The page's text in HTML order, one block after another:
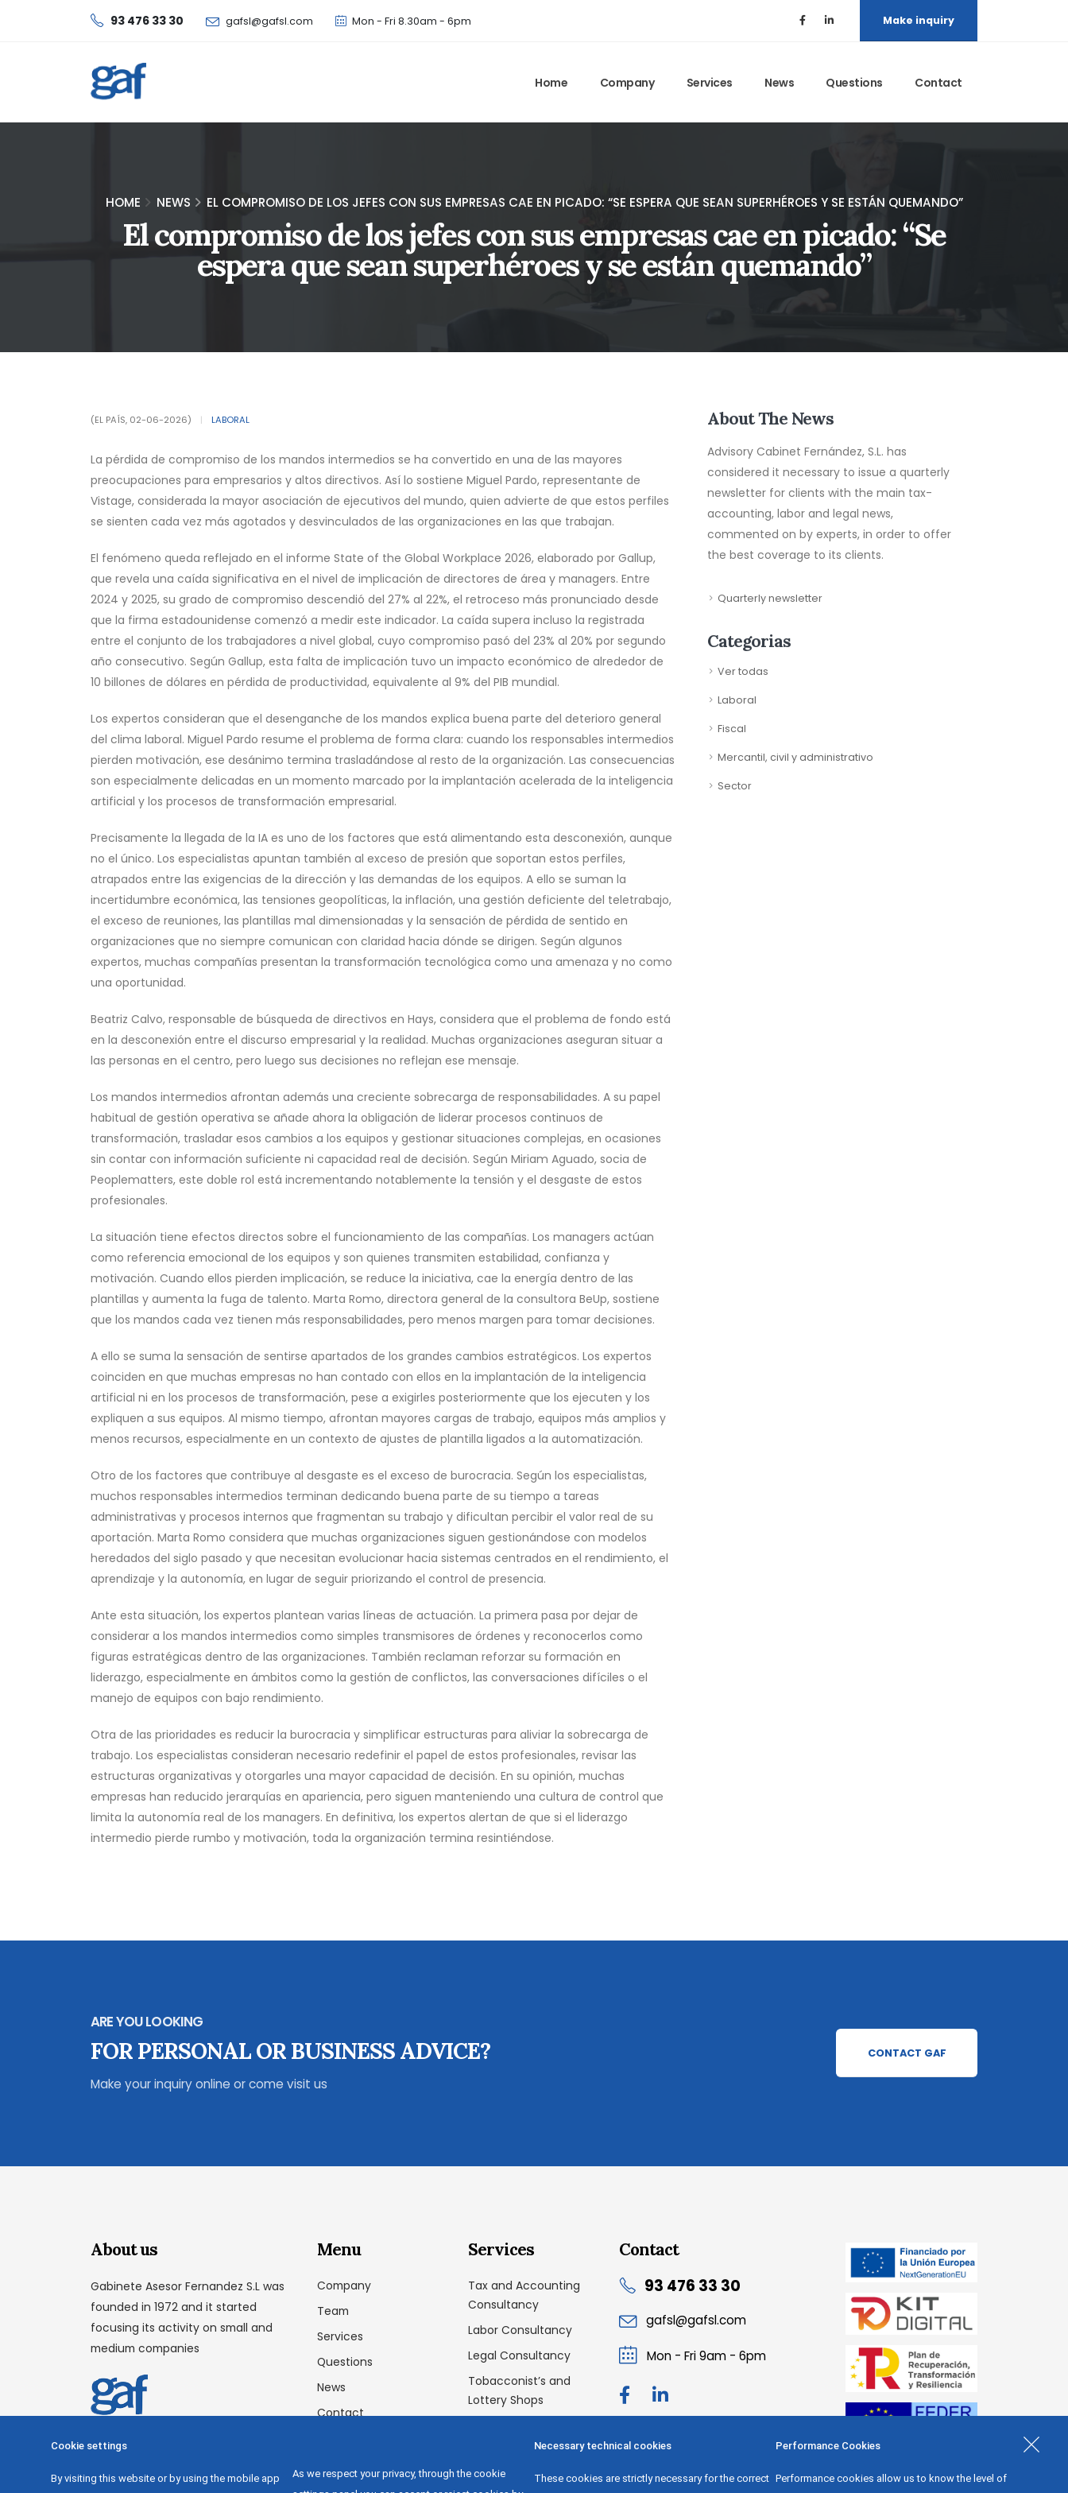
93 476 33 30 gafsl@gafsl.com Mon - Fri 8.30am - 6pm Make inquiry
Home Company Services News Questions Contact
HOME NEWS EL COMPROMISO DE LOS JEFES CON SUS EMPRESAS CAE EN PICADO: “SE ESPERA QUE SEAN SUPERHÉROES Y SE ESTÁN QUEMANDO”
El compromiso de los jefes con sus empresas cae en picado: “Se
espera que sean superhéroes y se están quemando”
(EL PAÍS, 02-06-2026) | LABORAL
La pérdida de compromiso de los mandos intermedios se ha convertido en una de las mayores
preocupaciones para empresarios y altos directivos. Así lo sostiene Miguel Pardo, representante de
Vistage, considerada la mayor asociación de ejecutivos del mundo, quien advierte de que estos perfiles
se sienten cada vez más agotados y desvinculados de las organizaciones en las que trabajan.
El fenómeno queda reflejado en el informe State of the Global Workplace 2026, elaborado por Gallup,
que revela una caída significativa en el nivel de implicación de directores de área y managers. Entre
2024 y 2025, su grado de compromiso descendió del 27% al 22%, el retroceso más pronunciado desde
que la firma estadounidense comenzó a medir este indicador. La caída supera incluso la registrada
entre el conjunto de los trabajadores a nivel global, cuyo compromiso pasó del 23% al 20% por segundo
año consecutivo. Según Gallup, esta falta de implicación tuvo un impacto económico de alrededor de
10 billones de dólares en pérdida de productividad, equivalente al 9% del PIB mundial.
Los expertos consideran que el desenganche de los mandos explica buena parte del deterioro general
del clima laboral. Miguel Pardo resume el problema de forma clara: cuando los responsables intermedios
pierden motivación, ese desánimo termina trasladándose al resto de la organización. Las consecuencias
son especialmente delicadas en un momento marcado por la implantación acelerada de la inteligencia
artificial y los procesos de transformación empresarial.
Precisamente la llegada de la IA es uno de los factores que está alimentando esta desconexión, aunque
no el único. Los especialistas apuntan también al exceso de presión que soportan estos perfiles,
atrapados entre las exigencias de la dirección y las demandas de los equipos. A ello se suman la
incertidumbre económica, las tensiones geopolíticas, la inflación, una gestión deficiente del teletrabajo,
el exceso de reuniones, las plantillas mal dimensionadas y la sensación de pérdida de sentido en
organizaciones que no siempre comunican con claridad hacia dónde se dirigen. Según algunos
expertos, muchas compañías presentan la transformación tecnológica como una amenaza y no como
una oportunidad.
Beatriz Calvo, responsable de búsqueda de directivos en Hays, considera que el problema de fondo está
en la desconexión entre el discurso empresarial y la realidad. Muchas organizaciones aseguran situar a
las personas en el centro, pero luego sus decisiones no reflejan ese mensaje.
Los mandos intermedios afrontan además una creciente sobrecarga de responsabilidades. A su papel
habitual de gestión operativa se añade ahora la obligación de liderar procesos continuos de
transformación, trasladar esos cambios a los equipos y gestionar situaciones complejas, en ocasiones
sin contar con información suficiente ni capacidad real de decisión. Según Miriam Aguado, socia de
Peoplematters, este doble rol está incrementando notablemente la tensión y el desgaste de estos
profesionales.
La situación tiene efectos directos sobre el funcionamiento de las compañías. Los managers actúan
como referencia emocional de los equipos y son quienes transmiten estabilidad, confianza y
motivación. Cuando ellos pierden implicación, se reduce la iniciativa, cae la energía dentro de las
plantillas y aumenta la fuga de talento. Marta Romo, directora general de la consultora BeUp, sostiene
que los mandos cada vez tienen más responsabilidades, pero menos margen para tomar decisiones.
A ello se suma la sensación de sentirse apartados de los grandes cambios estratégicos. Los expertos
coinciden en que muchas empresas no han contado con ellos en la implantación de la inteligencia
artificial ni en los procesos de transformación, pese a exigirles posteriormente que los ejecuten y los
expliquen a sus equipos. Al mismo tiempo, afrontan mayores cargas de trabajo, equipos más amplios y
menos recursos, especialmente en un contexto de ajustes de plantilla ligados a la automatización.
Otro de los factores que contribuye al desgaste es el exceso de burocracia. Según los especialistas,
muchos responsables intermedios terminan dedicando buena parte de su tiempo a tareas
administrativas y procesos internos que fragmentan su trabajo y dificultan percibir el valor real de su
aportación. Marta Romo considera que muchas organizaciones siguen gestionándose con modelos
heredados del siglo pasado y que necesitan evolucionar hacia sistemas centrados en el rendimiento, el
aprendizaje y la autonomía, en lugar de seguir priorizando el control de presencia.
Ante esta situación, los expertos plantean varias líneas de actuación. La primera pasa por dejar de
considerar a los mandos intermedios como simples transmisores de órdenes y reconocerlos como
figuras estratégicas dentro de las organizaciones. También reclaman reforzar su formación en
liderazgo, especialmente en ámbitos como la gestión de conflictos, las conversaciones difíciles o el
manejo de equipos con bajo rendimiento.
Otra de las prioridades es reducir la burocracia y simplificar estructuras para aliviar la sobrecarga de
trabajo. Los especialistas consideran necesario redefinir el papel de estos profesionales, revisar las
estructuras organizativas y otorgarles una mayor capacidad de decisión. En su opinión, muchas
empresas han reducido jerarquías en apariencia, pero siguen manteniendo una cultura de control que
limita la autonomía real de los managers. En definitiva, los expertos alertan de que si el liderazgo
intermedio pierde rumbo y motivación, toda la organización termina resintiéndose.
About The News
Advisory Cabinet Fernández, S.L. has
considered it necessary to issue a quarterly
newsletter for clients with the main tax-
accounting, labor and legal news,
commented on by experts, in order to offer
the best coverage to its clients.
Quarterly newsletter
Categorias
Ver todas
Laboral
Fiscal
Mercantil, civil y administrativo
Sector
ARE YOU LOOKING
FOR PERSONAL OR BUSINESS ADVICE?
Make your inquiry online or come visit us
CONTACT GAF
About us
Gabinete Asesor Fernandez S.L was
founded in 1972 and it started
focusing its activity on small and
medium companies
Menu
Company
Team
Services
Questions
News
Contact
Services
Tax and Accounting
Consultancy
Labor Consultancy
Legal Consultancy
Tobacconist’s and
Lottery Shops
Creditor’s Meetings
Labor Audit
Contact
93 476 33 30
gafsl@gafsl.com
Mon - Fri 9am - 6pm
Cookie settings
By visiting this website or by using the mobile app
As we respect your privacy, through the cookie
Necessary technical cookies
These cookies are strictly necessary for the correct
Performance Cookies
Performance cookies allow us to know the level of